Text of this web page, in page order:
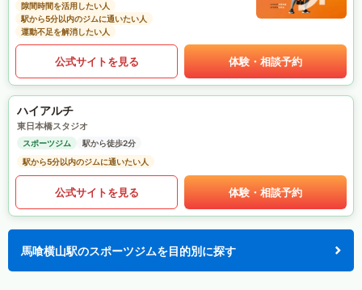
隙間時間を活用したい人
駅から5分以内のジムに通いたい人
運動不足を解消したい人
公式サイトを見る 体験・相談予約
ハイアルチ
東日本橋スタジオ
スポーツジム
駅から徒歩2分
駅から5分以内のジムに通いたい人
公式サイトを見る 体験・相談予約
馬喰横山駅のスポーツジムを目的別に探す